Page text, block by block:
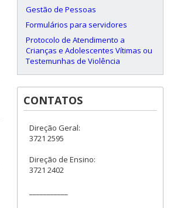
Gestão de Pessoas
Formulários para servidores
Protocolo de Atendimento a
Crianças e Adolescentes Vítimas ou
Testemunhas de Violência
CONTATOS
Direção Geral:
3721 2595
Direção de Ensino:
3721 2402